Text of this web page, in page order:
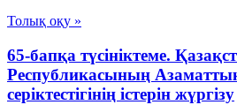
Толық оқу »
65-бапқа түсініктеме.
Республикасының
серіктестігінің істерін жүргізу